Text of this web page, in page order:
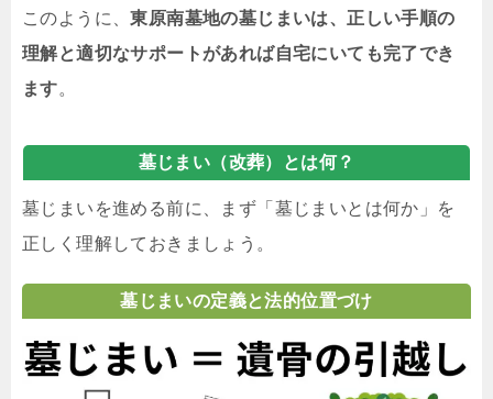
このように、東原南墓地の墓じまいは、正しい手順の
理解と適切なサポートがあれば自宅にいても完了でき
ます。
墓じまい（改葬）とは何？
墓じまいを進める前に、まず「墓じまいとは何か」を
正しく理解しておきましょう。
墓じまいの定義と法的位置づけ